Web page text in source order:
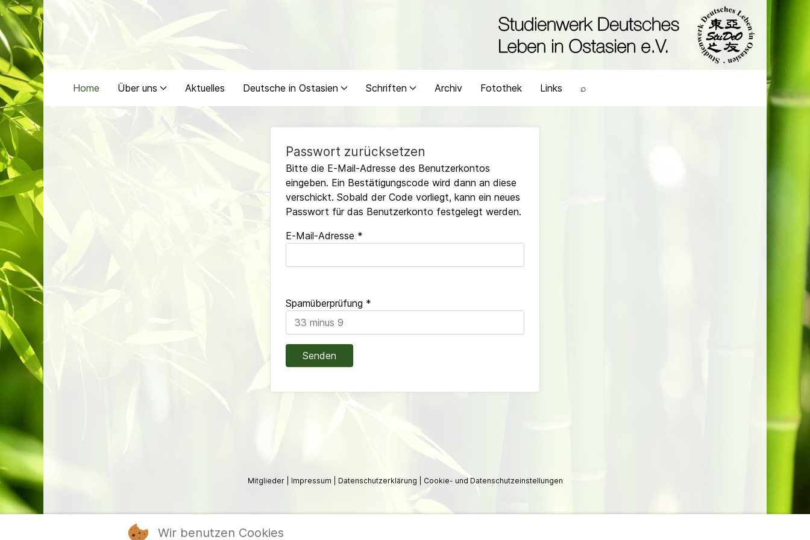
Home Über uns Aktuelles Deutsche in Ostasien Schriften Archiv Fotothek Links ⌕
Passwort zurücksetzen
Bitte die E-Mail-Adresse des Benutzerkontos
eingeben. Ein Bestätigungscode wird dann an diese
verschickt. Sobald der Code vorliegt, kann ein neues
Passwort für das Benutzerkonto festgelegt werden.
E-Mail-Adresse *
Spamüberprüfung *
Senden
Mitglieder Impressum Datenschutzerklärung Cookie- und Datenschutzeinstellungen
Wir benutzen Cookies